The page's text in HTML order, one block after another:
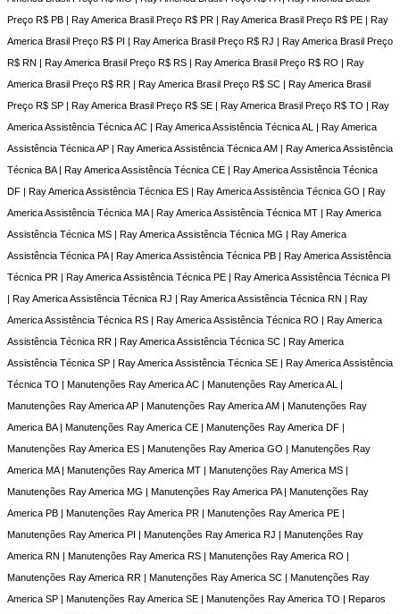
Preço R$ PB | Ray America Brasil Preço R$ PR | Ray America Brasil Preço R$ PE | Ray
America Brasil Preço R$ PI | Ray America Brasil Preço R$ RJ | Ray America Brasil Preço
R$ RN | Ray America Brasil Preço R$ RS | Ray America Brasil Preço R$ RO | Ray
America Brasil Preço R$ RR | Ray America Brasil Preço R$ SC | Ray America Brasil
Preço R$ SP | Ray America Brasil Preço R$ SE | Ray America Brasil Preço R$ TO | Ray
America Assistência Técnica AC | Ray America Assistência Técnica AL | Ray America
Assistência Técnica AP | Ray America Assistência Técnica AM | Ray America Assistência
Técnica BA | Ray America Assistência Técnica CE | Ray America Assistência Técnica
DF | Ray America Assistência Técnica ES | Ray America Assistência Técnica GO | Ray
America Assistência Técnica MA | Ray America Assistência Técnica MT | Ray America
Assistência Técnica MS | Ray America Assistência Técnica MG | Ray America
Assistência Técnica PA | Ray America Assistência Técnica PB | Ray America Assistência
Técnica PR | Ray America Assistência Técnica PE | Ray America Assistência Técnica PI
| Ray America Assistência Técnica RJ | Ray America Assistência Técnica RN | Ray
America Assistência Técnica RS | Ray America Assistência Técnica RO | Ray America
Assistência Técnica RR | Ray America Assistência Técnica SC | Ray America
Assistência Técnica SP | Ray America Assistência Técnica SE | Ray America Assistência
Técnica TO | Manutenções Ray America AC | Manutenções Ray America AL |
Manutenções Ray America AP | Manutenções Ray America AM | Manutenções Ray
America BA | Manutenções Ray America CE | Manutenções Ray America DF |
Manutenções Ray America ES | Manutenções Ray America GO | Manutenções Ray
America MA | Manutenções Ray America MT | Manutenções Ray America MS |
Manutenções Ray America MG | Manutenções Ray America PA | Manutenções Ray
America PB | Manutenções Ray America PR | Manutenções Ray America PE |
Manutenções Ray America PI | Manutenções Ray America RJ | Manutenções Ray
America RN | Manutenções Ray America RS | Manutenções Ray America RO |
Manutenções Ray America RR | Manutenções Ray America SC | Manutenções Ray
America SP | Manutenções Ray America SE | Manutenções Ray America TO | Reparos